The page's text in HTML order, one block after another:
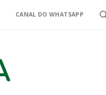
CANAL DO WHATSAPP